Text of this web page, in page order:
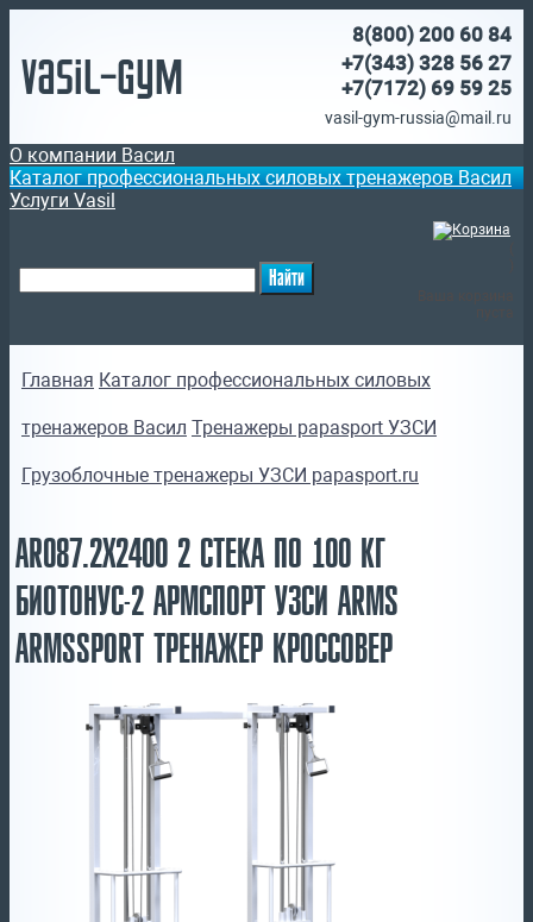
Vasil-Gym
8(800) 200 60 84
+7(343) 328 56 27
+7(7172) 69 59 25
vasil-gym-russia@mail.ru
О компании Васил
Каталог профессиональных силовых тренажеров Васил
Услуги Vasil
Главная Каталог профессиональных силовых
тренажеров Васил Тренажеры papasport УЗСИ
Грузоблочные тренажеры УЗСИ papasport.ru
AR087.2Х2400 2 СТЕКА ПО 100 КГ
БИОТОНУС-2 АРМСПОРТ УЗСИ ARMS
ARMSSPORT ТРЕНАЖЕР КРОССОВЕР